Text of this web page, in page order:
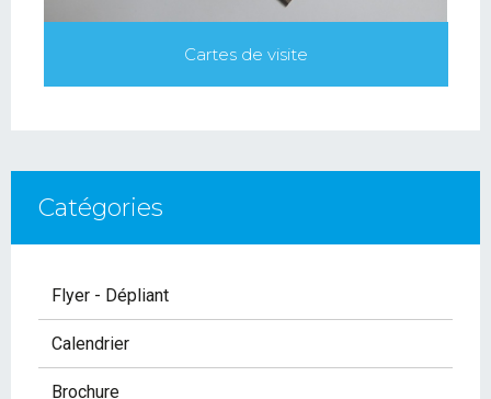
Cartes de visite
Catégories
Flyer - Dépliant
Calendrier
Brochure